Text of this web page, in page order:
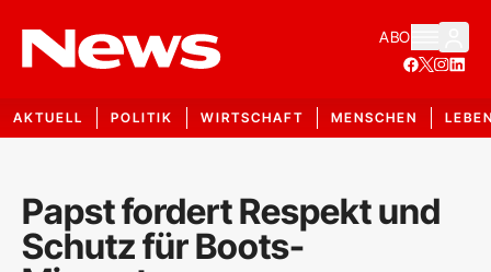
ABO
AKTUELL POLITIK WIRTSCHAFT MENSCHEN
Papst fordert Respekt und
Schutz für Boots-